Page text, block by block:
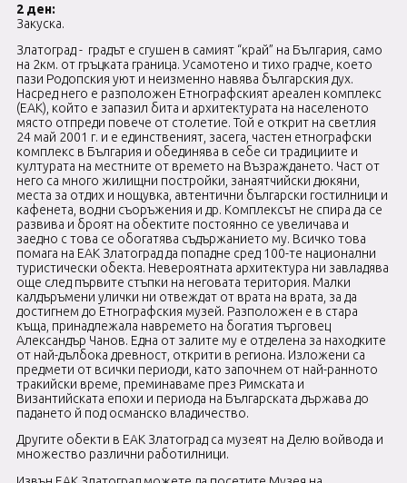
2 ден:
Закуска.
Златоград - градът е сгушен в самият “край” на България, само
на 2км. от гръцката граница. Усамотено и тихо градче, което
пази Родопския уют и неизменно навява българския дух.
Насред него е разположен Етнографският ареален комплекс
(ЕАК), който е запазил бита и архитектурата на населеното
място отпреди повече от столетие. Той е открит на светлия
24 май 2001 г. и е единственият, засега, частен етнографски
комплекс в България и обединява в себе си традициите и
културата на местните от времето на Възраждането. Част от
него са много жилищни постройки, занаятчийски дюкяни,
места за отдих и нощувка, автентични български гостилници и
кафенета, водни съоръжения и др. Комплексът не спира да се
развива и броят на обектите постоянно се увеличава и
заедно с това се обогатява съдържанието му. Всичко това
помага на ЕАК Златоград да попадне сред 100-те национални
туристически обекта. Невероятната архитектура ни завладява
още след първите стъпки на неговата територия. Малки
калдъръмени улички ни отвеждат от врата на врата, за да
достигнем до Етнографския музей. Разположен е в стара
къща, принадлежала навремето на богатия търговец
Александър Чанов. Една от залите му е отделена за находките
от най-дълбока древност, открити в региона. Изложени са
предмети от всички периоди, като започнем от най-ранното
тракийски време, преминаваме през Римската и
Византийската епохи и периода на Българската държава до
падането й под османско владичество.
Другите обекти в ЕАК Златоград са музеят на Делю войвода и
множество различни работилници.